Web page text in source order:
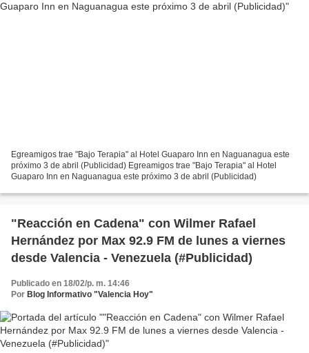
Egreamigos trae "Bajo Terapia" al Hotel Guaparo Inn en Naguanagua este
próximo 3 de abril (Publicidad) Egreamigos trae "Bajo Terapia" al Hotel
Guaparo Inn en Naguanagua este próximo 3 de abril (Publicidad)
"Reacción en Cadena" con Wilmer Rafael
Hernández por Max 92.9 FM de lunes a viernes
desde Valencia - Venezuela (#Publicidad)
Publicado en 18/02/p. m. 14:46
Por Blog Informativo "Valencia Hoy"